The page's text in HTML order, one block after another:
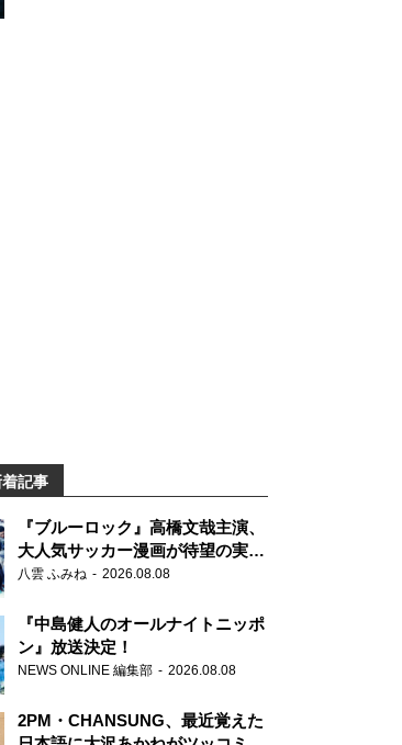
記事
『ブルーロック』高橋文哉主演、
大人気サッカー漫画が待望の実写
映画に
八雲 ふみね 2026.08.08
『中島健人のオールナイトニッポ
ン』放送決定！
NEWS ONLINE 編集部 2026.08.08
2PM・CHANSUNG、最近覚えた